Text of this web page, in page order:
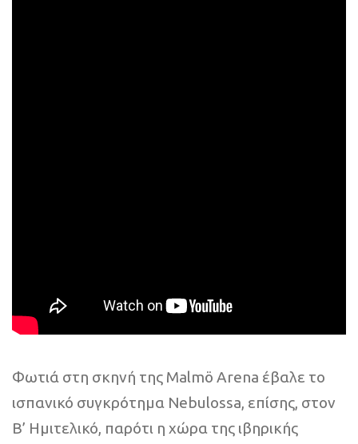
Φωτιά στη σκηνή της Malmö Arena έβαλε το
ισπανικό συγκρότημα Nebulossa, επίσης, στον
Β’ Ημιτελικό, παρότι η χώρα της ιβηρικής